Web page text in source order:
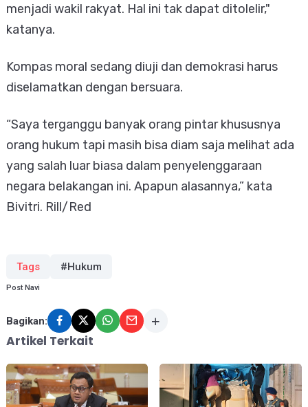
menjadi wakil rakyat. Hal ini tak dapat ditolelir,"
katanya.
Kompas moral sedang diuji dan demokrasi harus
diselamatkan dengan bersuara.
“Saya terganggu banyak orang pintar khususnya
orang hukum tapi masih bisa diam saja melihat ada
yang salah luar biasa dalam penyelenggaraan
negara belakangan ini. Apapun alasannya,” kata
Bivitri. Rill/Red
Tags #Hukum
Post Navi
Bagikan:
Artikel Terkait